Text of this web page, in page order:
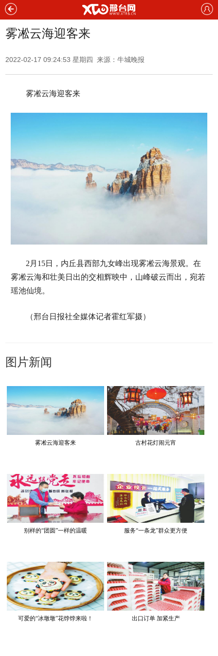
雾凇云海迎客来
2022-02-17 09:24:53 星期四 来源：牛城晚报
雾凇云海迎客来
2月15日，内丘县西部九女峰出现雾凇云海景观。在
雾凇云海和壮美日出的交相辉映中，山峰破云而出，宛若
瑶池仙境。
（邢台日报社全媒体记者霍红军摄）
图片新闻
雾凇云海迎客来 古村花灯闹元宵
别样的“团圆”一样的温暖 服务“一条龙”群众更方便
可爱的“冰墩墩”花饽饽来啦！ 出口订单 加紧生产